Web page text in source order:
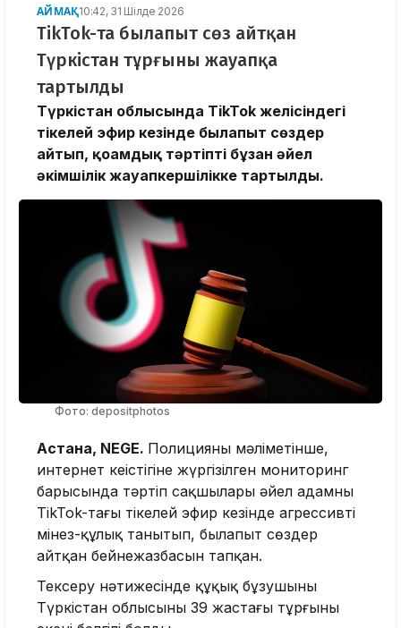
АЙМАҚ10:42, 31 Шілде 2026
TikTok-та былапыт сөз айтқан
Түркістан тұрғыны жауапқа
тартылды
Түркістан облысында TikTok желісіндегі
тікелей эфир кезінде былапыт сөздер
айтып, қоғамдық тәртіпті бұзған әйел
әкімшілік жауапкершілікке тартылды.
Фото: depositphotos
Астана, NEGE. Полицияның мәліметінше,
интернет кеңістігіне жүргізілген мониторинг
барысында тәртіп сақшылары әйел адамның
TikTok-тағы тікелей эфир кезінде агрессивті
мінез-құлық танытып, былапыт сөздер
айтқан бейнежазбасын тапқан.
Тексеру нәтижесінде құқық бұзушының
Түркістан облысының 39 жастағы тұрғыны